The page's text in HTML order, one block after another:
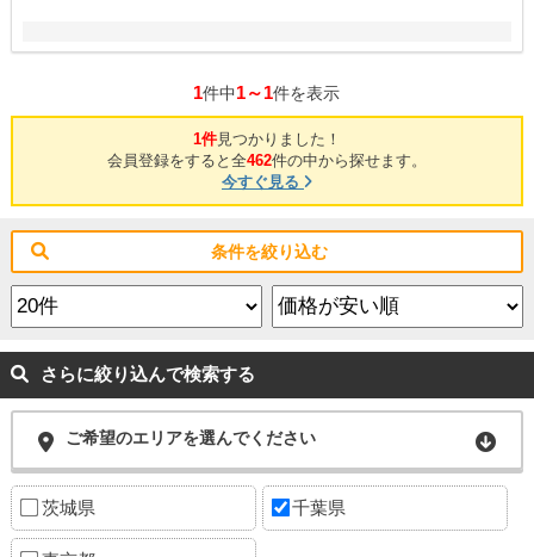
1件中1～1件を表示
1件見つかりました！
会員登録をすると全462件の中から探せます。
今すぐ見る
条件を絞り込む
さらに絞り込んで検索する
ご希望のエリアを選んでください
茨城県 千葉県